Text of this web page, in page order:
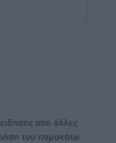
από άλλες
του παρακάτω